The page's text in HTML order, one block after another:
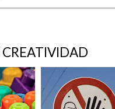
CREATIVIDAD